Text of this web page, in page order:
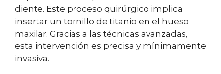
diente. Este proceso quirúrgico implica
insertar un tornillo de titanio en el hueso
maxilar. Gracias a las técnicas avanzadas,
esta intervención es precisa y mínimamente
invasiva.